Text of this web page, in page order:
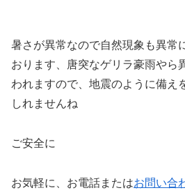
暑さが異常なので自然現象も異常
おります、唐突なゲリラ豪雨やら
われますので、地震のように備え
しれませんね
ご安全に
お気軽に、お電話またはお問い合